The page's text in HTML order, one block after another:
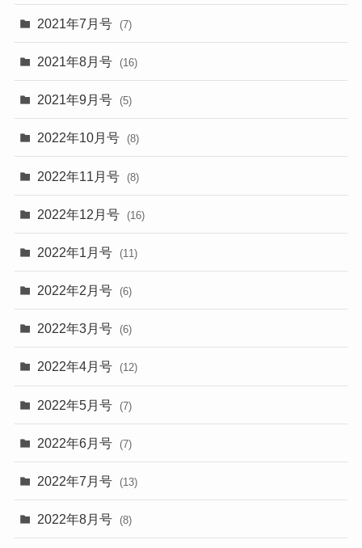
2021年7月号 (7)
2021年8月号 (16)
2021年9月号 (5)
2022年10月号 (8)
2022年11月号 (8)
2022年12月号 (16)
2022年1月号 (11)
2022年2月号 (6)
2022年3月号 (6)
2022年4月号 (12)
2022年5月号 (7)
2022年6月号 (7)
2022年7月号 (13)
2022年8月号 (8)